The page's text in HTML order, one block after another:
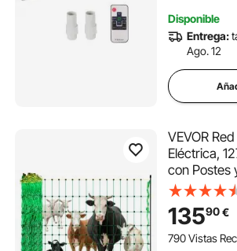
Disponible
Entrega:
Ago. 12
VEVOR
Eléctrica,
con Postes
Ganado,
Portátil
Ciervos,
para Patios,
13590€
790 Vistas